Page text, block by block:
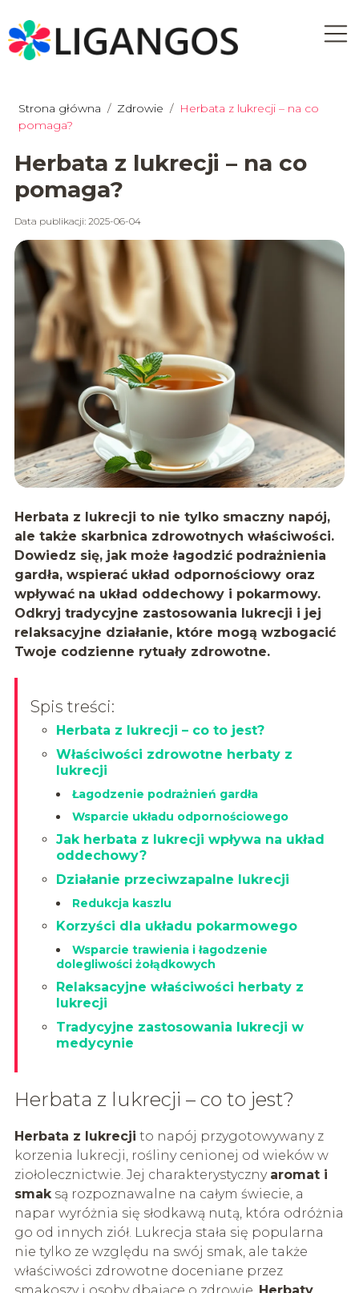
Strona główna / Zdrowie / Herbata z lukrecji – na co
pomaga?
Herbata z lukrecji – na co
pomaga?
Data publikacji: 2025-06-04
Herbata z lukrecji to nie tylko smaczny napój,
ale także skarbnica zdrowotnych właściwości.
Dowiedz się, jak może łagodzić podrażnienia
gardła, wspierać układ odpornościowy oraz
wpływać na układ oddechowy i pokarmowy.
Odkryj tradycyjne zastosowania lukrecji i jej
relaksacyjne działanie, które mogą wzbogacić
Twoje codzienne rytuały zdrowotne.
Spis treści:
Herbata z lukrecji – co to jest?
Właściwości zdrowotne herbaty z
lukrecji
Łagodzenie podrażnień gardła
Wsparcie układu odpornościowego
Jak herbata z lukrecji wpływa na układ
oddechowy?
Działanie przeciwzapalne lukrecji
Redukcja kaszlu
Korzyści dla układu pokarmowego
Wsparcie trawienia i łagodzenie
dolegliwości żołądkowych
Relaksacyjne właściwości herbaty z
lukrecji
Tradycyjne zastosowania lukrecji w
medycynie
Herbata z lukrecji – co to jest?
Herbata z lukrecji to napój przygotowywany z
korzenia lukrecji, rośliny cenionej od wieków w
ziołolecznictwie. Jej charakterystyczny aromat i
smaksą rozpoznawalne na całym świecie, a
napar wyróżnia się słodkawą nutą, która odróżnia
go od innych ziół. Lukrecja stała się popularna
nie tylko ze względu na swój smak, ale także
właściwości zdrowotne doceniane przez